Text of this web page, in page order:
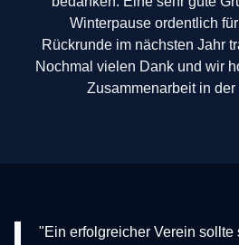
Winterpause ordentlich
Rückrunde im nächsten Jahr
Nochmal vielen Dank und wir
Zusammenarbeit in der
"Ein erfolgreicher Verein sollte